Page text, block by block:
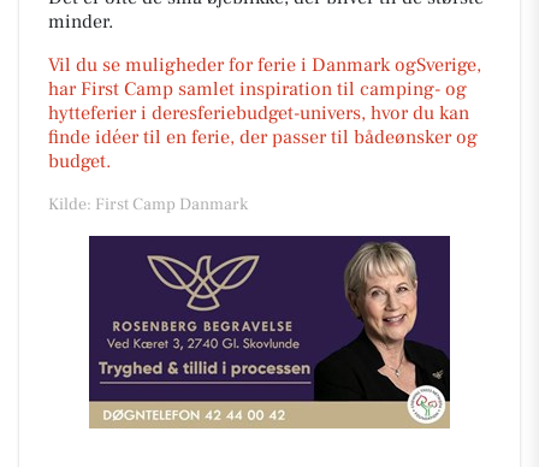
minder.
Vil du se muligheder for ferie i Danmark ogSverige,
har First Camp samlet inspiration til camping- og
hytteferier i deresferiebudget-univers, hvor du kan
finde idéer til en ferie, der passer til bådeønsker og
budget.
Kilde: First Camp Danmark